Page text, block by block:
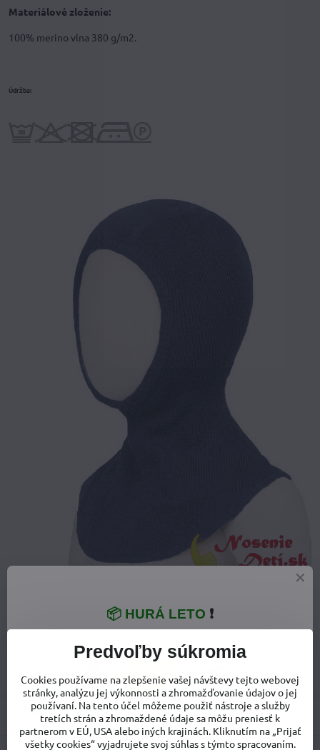
Materiálové zloženie:
100% merino vlna 380 g/m2.
Údržba:
Vlnené kukly, čiapky Merino Manymonths
Merino vlnené oblečenie
Detský tovar
Recenzie 0
Predvoľby súkromia
Cookies používame na zlepšenie vašej návštevy tejto webovej
stránky, analýzu jej výkonnosti a zhromažďovanie údajov o jej
používaní. Na tento účel môžeme použiť nástroje a služby
tretích strán a zhromaždené údaje sa môžu preniesť k
partnerom v EÚ, USA alebo iných krajinách. Kliknutím na „Prijať
všetky cookies“ vyjadrujete svoj súhlas s týmto spracovaním.
📦 HURÁ LETO ❗